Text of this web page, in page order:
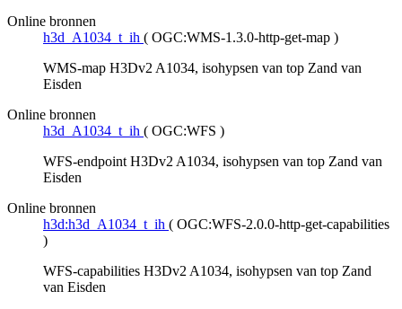
Online bronnen
h3d_A1034_t_ih ( OGC:WMS-1.3.0-http-get-map )
WMS-map H3Dv2 A1034, isohypsen van top Zand van
Eisden
Online bronnen
h3d_A1034_t_ih ( OGC:WFS )
WFS-endpoint H3Dv2 A1034, isohypsen van top Zand van
Eisden
Online bronnen
h3d:h3d_A1034_t_ih ( OGC:WFS-2.0.0-http-get-capabilities
)
WFS-capabilities H3Dv2 A1034, isohypsen van top Zand
van Eisden